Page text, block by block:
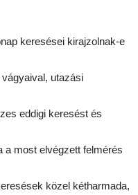
keresései kirajzolnak-e
utazási
eddigi keresést és
a most elvégzett felmérés
közel kétharmada,